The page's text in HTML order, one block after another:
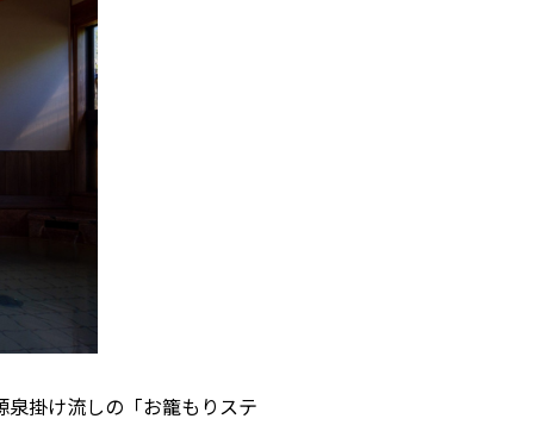
掛け流しの「お籠もりステ